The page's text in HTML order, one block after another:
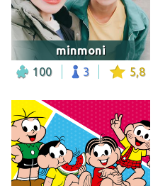
minmoni
100 3 5,8